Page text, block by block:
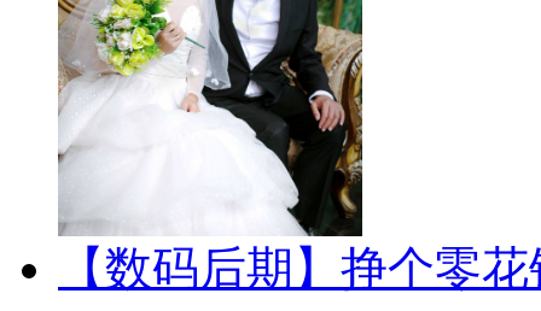
【数码后期】挣个零